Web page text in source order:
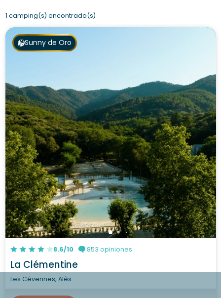
1 camping(s) encontrado(s)
Sunny de Oro
8.6/10 853 opiniones
La Clémentine
Les Cévennes, Alès